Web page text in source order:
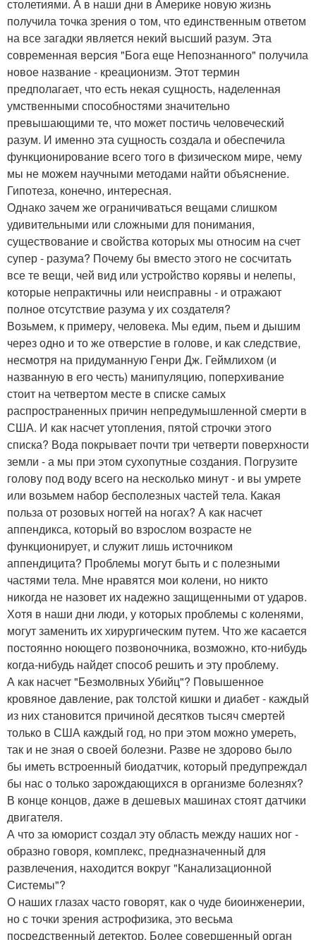
столетиями. А в наши дни в Америке новую жизнь
получила точка зрения о том, что единственным ответом
на все загадки является некий высший разум. Эта
современная версия "Бога еще Непознанного" получила
новое название - креационизм. Этот термин
предполагает, что есть некая сущность, наделенная
умственными способностями значительно
превышающими те, что может постичь человеческий
разум. И именно эта сущность создала и обеспечила
функционирование всего того в физическом мире, чему
мы не можем научными методами найти объяснение.
Гипотеза, конечно, интересная.
Однако зачем же ограничиваться вещами слишком
удивительными или сложными для понимания,
существование и свойства которых мы относим на счет
супер - разума? Почему бы вместо этого не сосчитать
все те вещи, чей вид или устройство корявы и нелепы,
которые непрактичны или неисправны - и отражают
полное отсутствие разума у их создателя?
Возьмем, к примеру, человека. Мы едим, пьем и дышим
через одно и то же отверстие в голове, и как следствие,
несмотря на придуманную Генри Дж. Геймлихом (и
названную в его честь) манипуляцию, поперхивание
стоит на четвертом месте в списке самых
распространенных причин непредумышленной смерти в
США. И как насчет утопления, пятой строчки этого
списка? Вода покрывает почти три четверти поверхности
земли - а мы при этом сухопутные создания. Погрузите
голову под воду всего на несколько минут - и вы умрете
или возьмем набор бесполезных частей тела. Какая
польза от розовых ногтей на ногах? А как насчет
аппендикса, который во взрослом возрасте не
функционирует, и служит лишь источником
аппендицита? Проблемы могут быть и с полезными
частями тела. Мне нравятся мои колени, но никто
никогда не назовет их надежно защищенными от ударов.
Хотя в наши дни люди, у которых проблемы с коленями,
могут заменить их хирургическим путем. Что же касается
постоянно ноющего позвоночника, возможно, кто-нибудь
когда-нибудь найдет способ решить и эту проблему.
А как насчет "Безмолвных Убийц"? Повышенное
кровяное давление, рак толстой кишки и диабет - каждый
из них становится причиной десятков тысяч смертей
только в США каждый год, но при этом можно умереть,
так и не зная о своей болезни. Разве не здорово было
бы иметь встроенный биодатчик, который предупреждал
бы нас о только зарождающихся в организме болезнях?
В конце концов, даже в дешевых машинах стоят датчики
двигателя.
А что за юморист создал эту область между наших ног -
образно говоря, комплекс, предназначенный для
развлечения, находится вокруг "Канализационной
Системы"?
О наших глазах часто говорят, как о чуде биоинженерии,
но с точки зрения астрофизика, это весьма
посредственный детектор. Более совершенный орган